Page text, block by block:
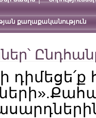
քաղաքականություն
դիմեցե՛ք